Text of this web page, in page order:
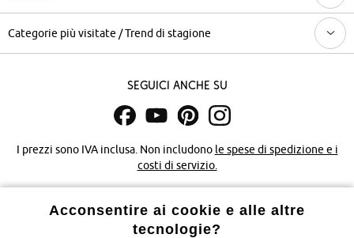
Categorie più visitate / Trend di stagione
Seguici anche su
I prezzi sono IVA inclusa. Non includono le spese di spedizione e i
costi di servizio.
Condizioni di vendita Accessibilità
Acconsentire ai cookie e alle altre
tecnologie?